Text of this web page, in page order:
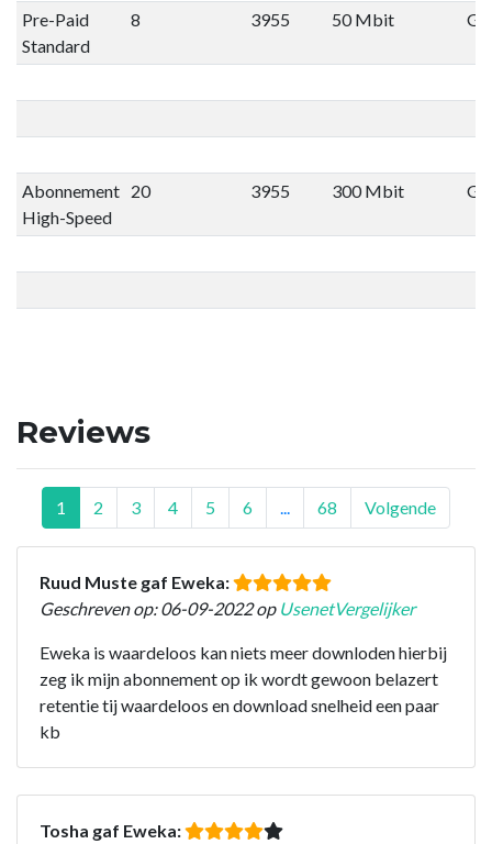
Pre-Paid
Standard
8 3955 50 Mbit
Abonnement
High-Speed
20 3955 300 Mbit
Reviews
1 2 3 4 5 6 68 Volgende
Ruud Muste gaf Eweka:
Geschreven op: 06-09-2022 op UsenetVergelijker
Eweka is waardeloos kan niets meer downloden hierbij
zeg ik mijn abonnement op ik wordt gewoon belazert
retentie tij waardeloos en download snelheid een paar
kb
Tosha gaf Eweka: